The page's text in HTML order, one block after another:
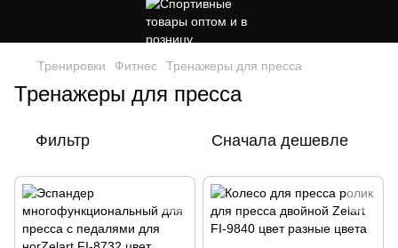
Тренировки Фитнес Тренажеры для пресса
Тренажеры для пресса
Фильтр Сначала дешевле